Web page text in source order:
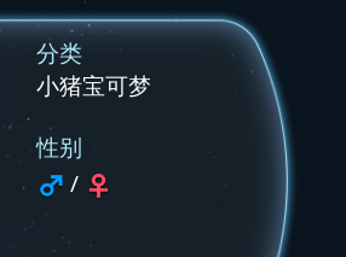
分类
小猪宝可梦
性别
/